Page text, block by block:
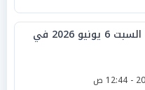
أسعار الذهب اليوم السبت 6 يونيو 2026 في